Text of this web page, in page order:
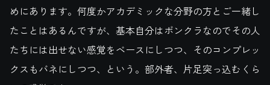
めにあります。何度かアカデミックな分野の方とご一緒し
たことはあるんですが、基本自分はボンクラなのでその人
たちには出せない感覚をベースにしつつ、そのコンプレッ
クスもバネにしつつ、という。部外者、片足突っ込むくら